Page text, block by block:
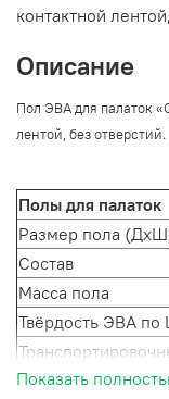
контактной
Описание
Пол ЭВА для палаток
лентой, без отверстий.
Полы для палаток
Размер пола
Состав
Масса пола
Твёрдость ЭВА
Допуск по массе и
Показать